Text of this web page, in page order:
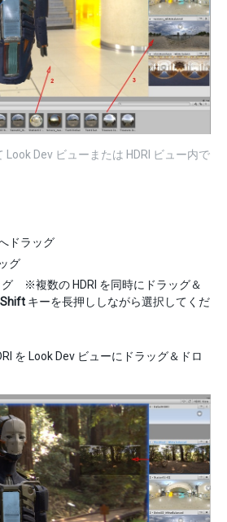
Look Dev ビューまたは HDRI ビュー内で
ドラッグ
グ
グ ※複数の HDRI を同時にドラッグ＆
Shift キーを長押ししながら選択してくだ
を Look Dev ビューにドラッグ＆ドロ